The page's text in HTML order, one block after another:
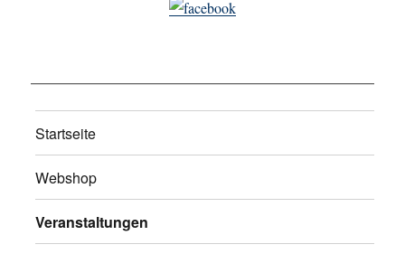
Startseite
Webshop
Veranstaltungen